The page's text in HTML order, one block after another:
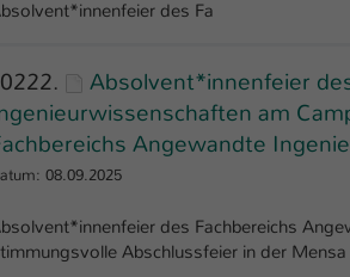
des Fa
Absolvent*innenfeier
am
Angewandte
08.09.2025
des Fachbereichs
Abschlussfeier in der Mensa